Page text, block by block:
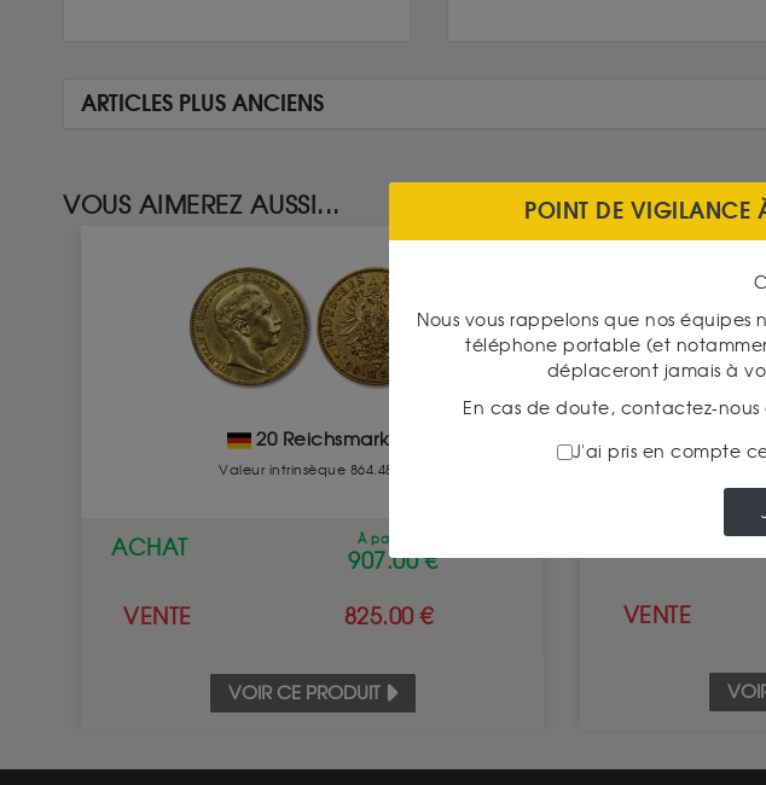
ARTICLES PLUS ANCIENS
VOUS AIMEREZ AUSSI...
20 Reichsmarks
Valeur intrinsèque 864.48 €
ACHAT À partir de
907.00 €
VENTE 825.00 €
VOIR CE PRODUIT
Signe du
VENTE
POINT DE VIGILANCE
Nous vous rappelons que nos
téléphone portable (et
déplaceront jamais à
En cas de doute, contactez-
J'ai pris en compte